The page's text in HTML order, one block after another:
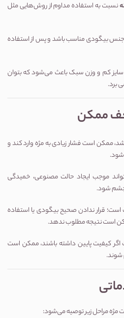
نسبت به استفاده مداوم از روش‌هایی مثل
بیگودی مناسب باشد و پس از استفاده
سایز کم و وزن سبک باعث می‌شود که بتوان
برد.
ممکن
ممکن است فشار زیادی به مژه وارد کند و
شود.
موجب ایجاد حالت مصنوعی، خمیدگی
چشم شود.
است؛ قرار ندادن صحیح بیگودی یا استفاده
است نتیجه مطلوب ندهد.
کیفیت پایین داشته باشند، ممکن است
مژه مراحل زیر توصیه می‌شود: